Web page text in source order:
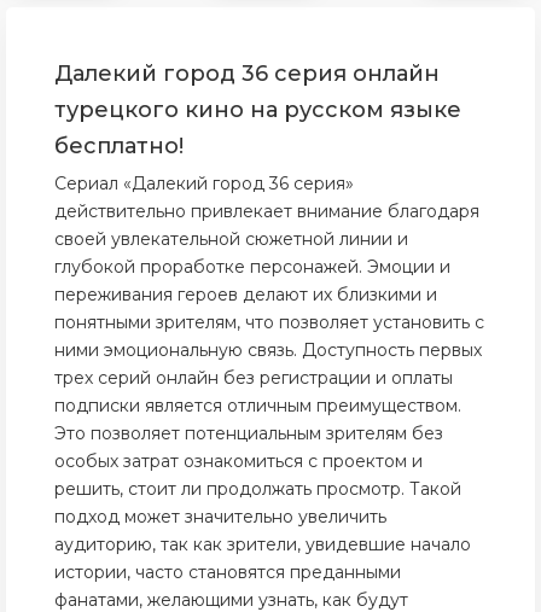
Далекий город 36 серия онлайн
турецкого кино на русском языке
бесплатно!
Сериал «Далекий город 36 серия»
действительно привлекает внимание благодаря
своей увлекательной сюжетной линии и
глубокой проработке персонажей. Эмоции и
переживания героев делают их близкими и
понятными зрителям, что позволяет установить с
ними эмоциональную связь. Доступность первых
трех серий онлайн без регистрации и оплаты
подписки является отличным преимуществом.
Это позволяет потенциальным зрителям без
особых затрат ознакомиться с проектом и
решить, стоит ли продолжать просмотр. Такой
подход может значительно увеличить
аудиторию, так как зрители, увидевшие начало
истории, часто становятся преданными
фанатами, желающими узнать, как будут